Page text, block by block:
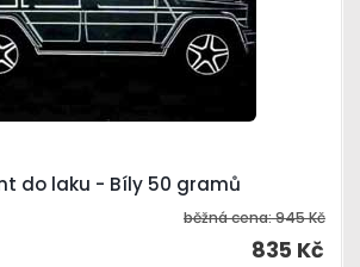
do laku - Bíly 50 gramů
běžná cena:945 Kč
835 Kč